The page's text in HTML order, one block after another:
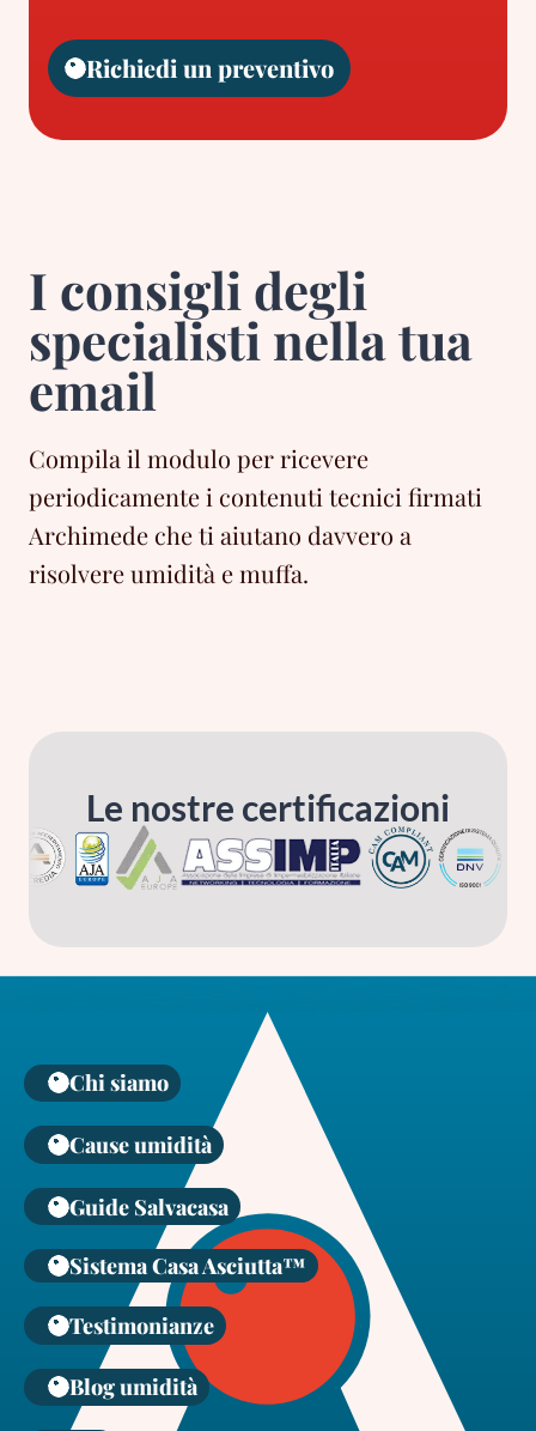
Richiedi un preventivo
I consigli degli
specialisti nella tua
email
Compila il modulo per ricevere
periodicamente i contenuti tecnici firmati
Archimede che ti aiutano davvero a
risolvere umidità e muffa.
Le nostre certificazioni
Chi siamo
Cause umidità
Guide Salvacasa
Sistema Casa Asciutta™
Testimonianze
Blog umidità